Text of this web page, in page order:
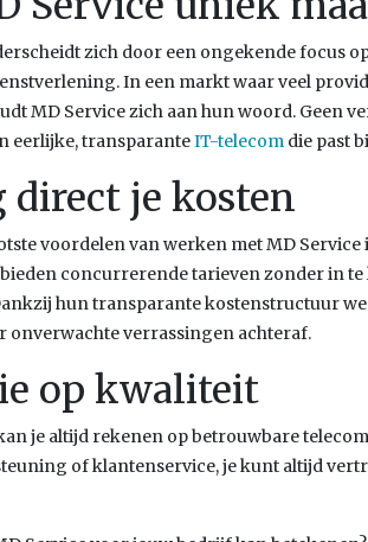
zich door een ongekende focus
In een markt waar veel
MD Service zich aan hun woord. Geen
eerlijke, transparanteIT-telecom die past
direct je kosten
voordelen van werken met MD
bieden concurrerende tarieven zonder in
hun transparante kostenstructuur
onverwachte verrassingen achteraf.
op kwaliteit
je altijd rekenen op betrouwbare
of klantenservice, je kunt altijd